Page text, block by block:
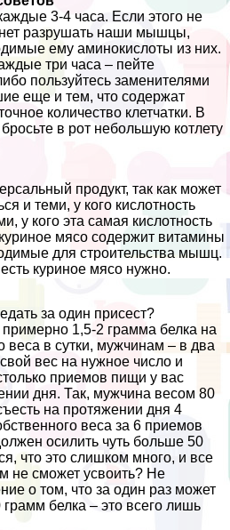
3-4 часа. Если этого не
разрушать наши мышцы,
ему аминокислоты из них.
три часа – пейте
пользуйтесь заменителями
еще и тем, что содержат
количество клетчатки. В
в рот небольшую котлету
продукт, так как может
и теми, у кого кислотность
у кого эта самая кислотность
мясо содержит витамины
для строительства мышц.
куриное мясо нужно.
за один присест?
1,5-2 грамма белка на
веса в сутки, мужчинам – в два
вес на нужное число и
приемов пищи у вас
дня. Так, мужчина весом 80
на протяжении дня 4
веса за 6 приемов
осилить чуть больше 50
что это слишком много, и все
не сможет усвоить? Не
о том, что за один раз может
белка – это всего лишь